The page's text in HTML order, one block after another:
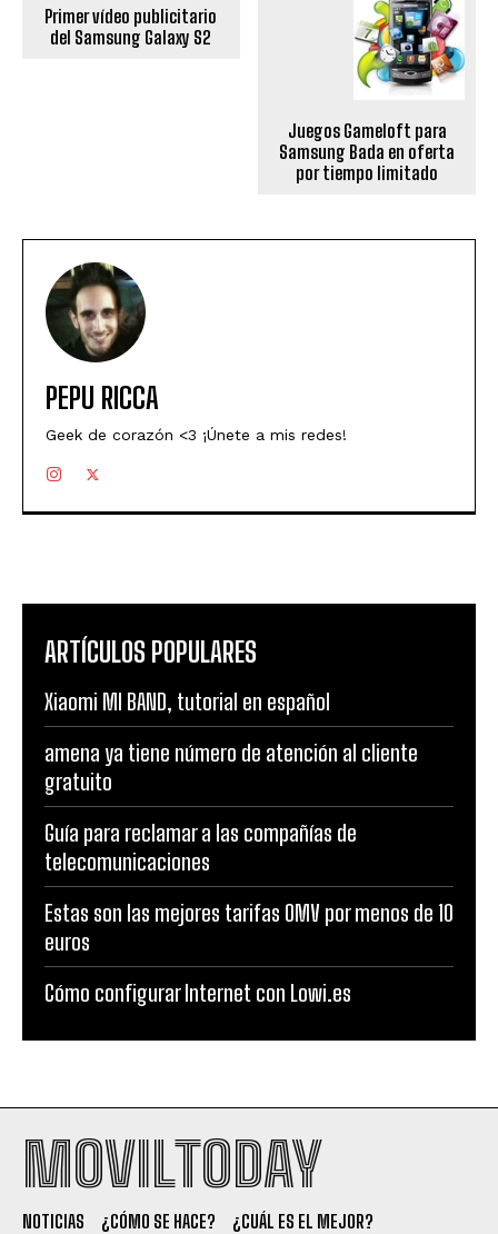
Primer vídeo publicitario
del Samsung Galaxy S2
Juegos Gameloft para
Samsung Bada en oferta
por tiempo limitado
PEPU RICCA
Geek de corazón <3 ¡Únete a mis redes!
ARTÍCULOS POPULARES
Xiaomi MI BAND, tutorial en español
amena ya tiene número de atención al cliente
gratuito
Guía para reclamar a las compañías de
telecomunicaciones
Estas son las mejores tarifas OMV por menos de 10
euros
Cómo configurar Internet con Lowi.es
MOVILTODAY
NOTICIAS ¿CÓMO SE HACE?
¿CUÁL ES EL MEJOR?